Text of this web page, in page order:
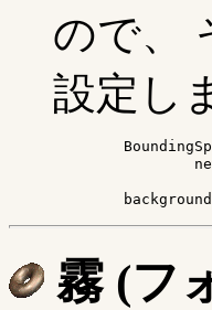
ので、
設定し
霧 (フ